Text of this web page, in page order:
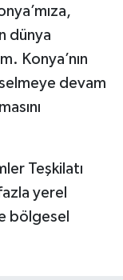
dünya
Konya’nın
devam
Teşkilatı
yerel
bölgesel